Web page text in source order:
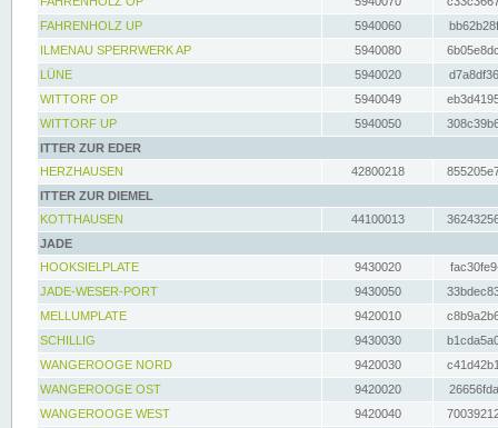
FAHRENHOLZ UP
5940060
ILMENAU SPERRWERK AP
5940080
LÜNE
5940020
WITTORF OP
5940049
WITTORF UP
5940050
ITTER ZUR EDER
HERZHAUSEN
42800218
ITTER ZUR DIEMEL
KOTTHAUSEN
44100013
JADE
HOOKSIELPLATE
9430020
JADE-WESER-PORT
9430050
MELLUMPLATE
9420010
SCHILLIG
9430030
WANGEROOGE NORD
9420030
WANGEROOGE OST
9420020
WANGEROOGE WEST
9420040